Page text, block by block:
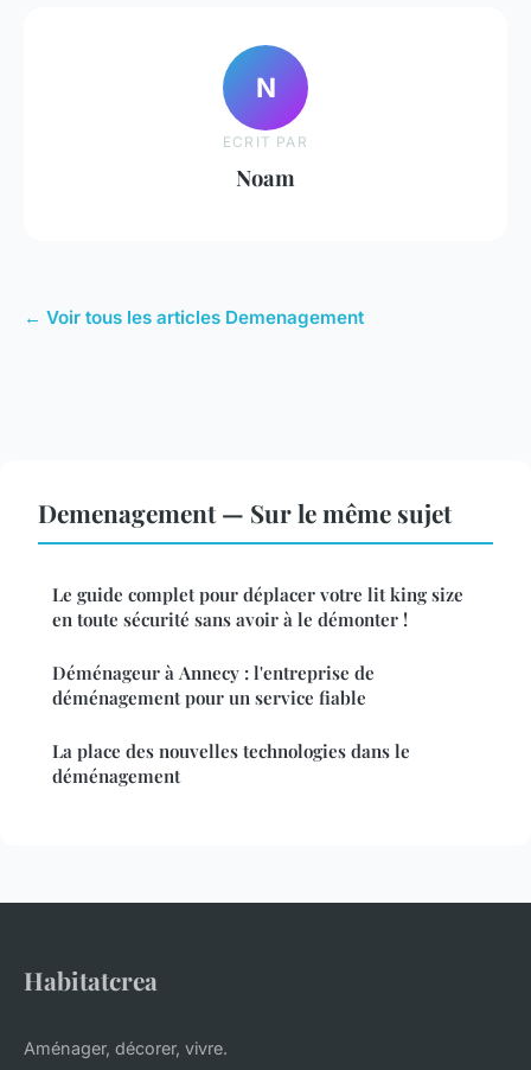
N
ECRIT PAR
Noam
← Voir tous les articles Demenagement
Demenagement — Sur le même sujet
Le guide complet pour déplacer votre lit king size
en toute sécurité sans avoir à le démonter !
Déménageur à Annecy : l'entreprise de
déménagement pour un service fiable
La place des nouvelles technologies dans le
déménagement
Habitatcrea
Aménager, décorer, vivre.